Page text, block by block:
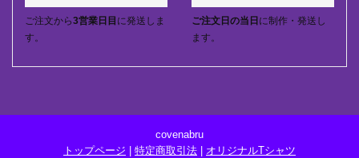
ご注文から3営業日目 に発送しま
す。
ご注文日の当日 に制作・発送し
ます。
covenabru
トップページ
特定商取引法 オリジナルTシャツ